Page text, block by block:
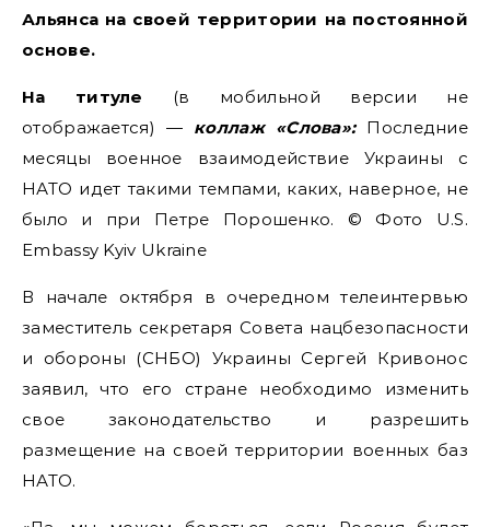
Альянса на своей территории на постоянной
основе.
На титуле (в мобильной версии не
отображается) — коллаж «Слова»:Последние
месяцы военное взаимодействие Украины с
НАТО идет такими темпами, каких, наверное, не
было и при Петре Порошенко. © Фото U.S.
Embassy Kyiv Ukraine
В начале октября в очередном телеинтервью
заместитель секретаря Совета нацбезопасности
и обороны (СНБО) Украины Сергей Кривонос
заявил, что его стране необходимо изменить
свое законодательство и разрешить
размещение на своей территории военных баз
НАТО.